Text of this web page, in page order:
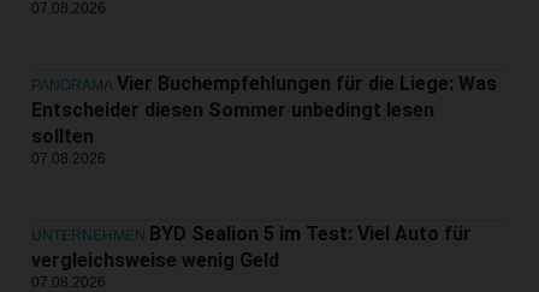
07.08.2026
PANORAMA Vier Buchempfehlungen für die Liege: Was
Entscheider diesen Sommer unbedingt lesen
sollten
07.08.2026
UNTERNEHMEN BYD Sealion 5 im Test: Viel Auto für
vergleichsweise wenig Geld
07.08.2026